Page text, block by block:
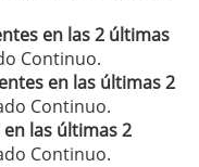
en las 2 últimas
Continuo.
en las últimas 2
Continuo.
las últimas 2
Continuo.